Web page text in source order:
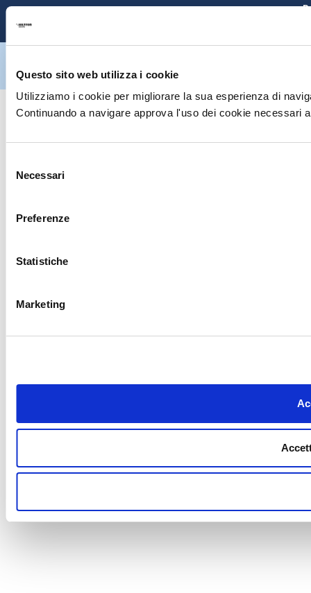
Questo sito web utilizza i cookie
Utilizziamo i cookie per migliorare la sua esperienza di
Continuando a navigare approva l'uso dei cookie necessari
delNecessari
Preferenze
Statistiche
Marketing
riservati